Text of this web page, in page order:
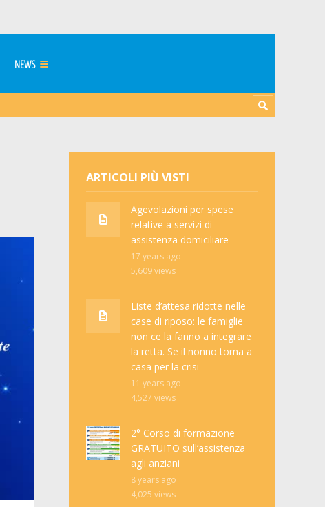
NEWS
ARTICOLI PIÙ VISTI
Agevolazioni per spese
relative a servizi di
assistenza domiciliare
17 years ago
5,609views
Liste d’attesa ridotte nelle
case di riposo: le famiglie
non ce la fanno a integrare
la retta. Se il nonno torna a
casa per la crisi
11 years ago
4,527 views
2° Corso di formazione
GRATUITO sull’assistenza
agli anziani
8 years ago
4,025 views